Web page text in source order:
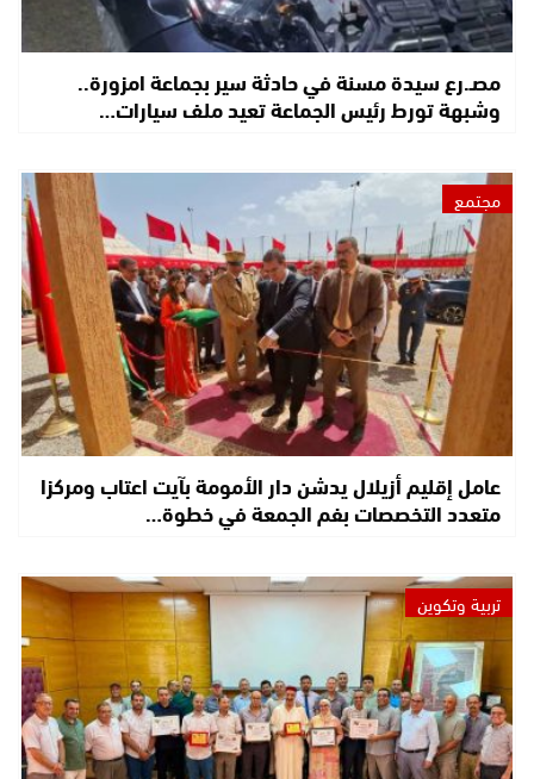
مصـ.رع سيدة مسنة في حادثة سير بجماعة امزورة..
وشبهة تورط رئيس الجماعة تعيد ملف سيارات…
مجتمع
عامل إقليم أزيلال يدشن دار الأمومة بآيت اعتاب ومركزا
متعدد التخصصات بفم الجمعة في خطوة…
تربية وتكوين